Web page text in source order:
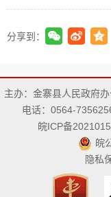
分享到：
主办：金寨县人民政府
电话：0564-
皖ICP备
皖
隐私